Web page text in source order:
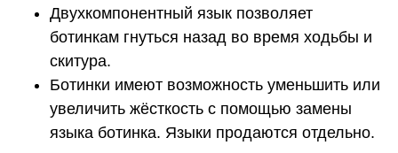
Двухкомпонентный язык позволяет
ботинкам гнуться назад во время ходьбы и
скитура.
Ботинки имеют возможность уменьшить или
увеличить жёсткость с помощью замены
языка ботинка. Языки продаются отдельно.